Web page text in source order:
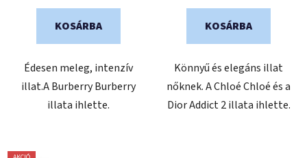
5,0
KOSÁRBA
Édesen meleg, intenzív
illat.A Burberry Burberry
illata ihlette.
KOSÁRBA
Könnyű és elegáns illat
nőknek. A Chloé Chloé és a
Dior Addict 2 illata ihlette.